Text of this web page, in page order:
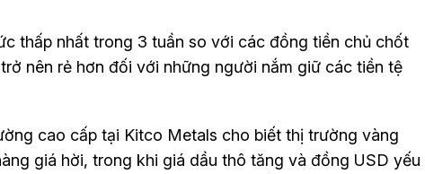
thấp nhất trong 3 tuần so với các đồng tiền chủ chốt
nên rẻ hơn đối với những người nắm giữ các tiền tệ
cao cấp tại Kitco Metals cho biết thị trường vàng
giá hời, trong khi giá dầu thô tăng và đồng USD yếu